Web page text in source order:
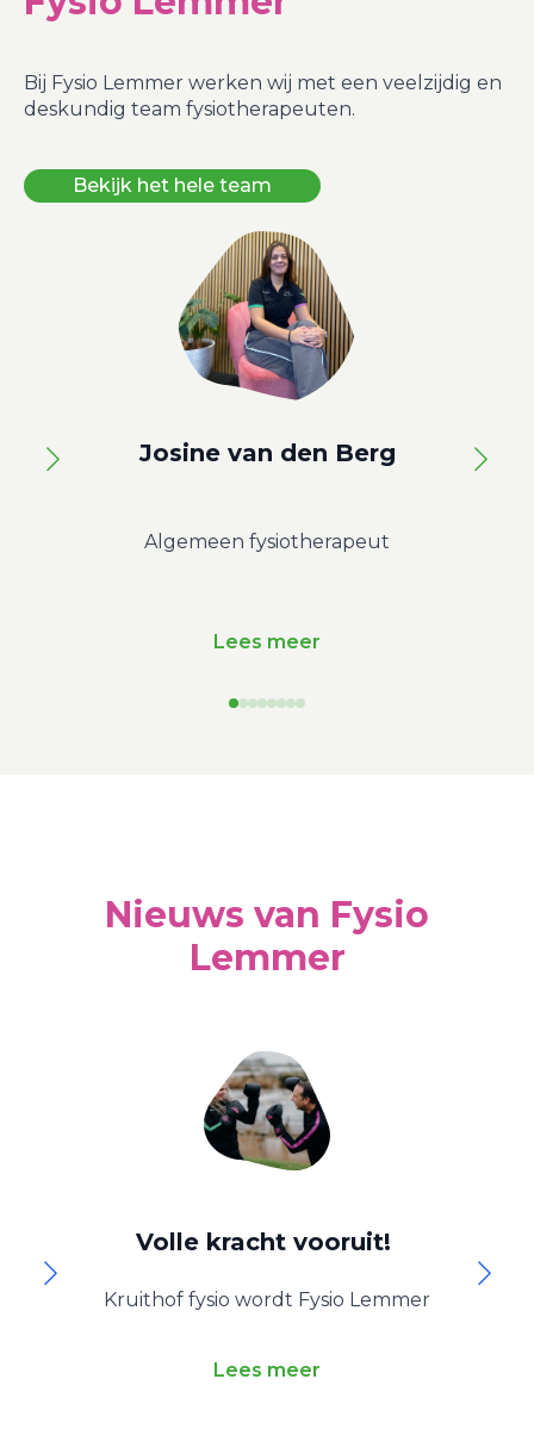
Bij Fysio Lemmer werken wij met een veelzijdig en
deskundig team fysiotherapeuten.
Bekijk het hele team
Josine van den Berg
Algemeen fysiotherapeut
Lees meer
Nieuws van Fysio
Lemmer
Volle kracht vooruit!
Kruithof fysio wordt Fysio Lemmer
Lees meer